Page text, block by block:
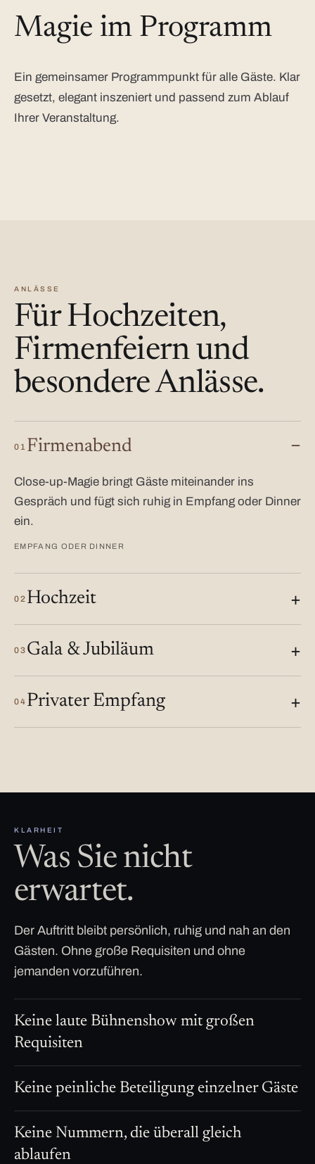
Magie im Programm
Ein gemeinsamer Programmpunkt für alle Gäste. Klar
gesetzt, elegant inszeniert und passend zum Ablauf
Ihrer Veranstaltung.
ANLÄSSE
Für Hochzeiten,
Firmenfeiern und
besondere Anlässe.
01 Firmenabend
Close-up-Magie bringt Gäste miteinander ins
Gespräch und fügt sich ruhig in Empfang oder Dinner
ein.
EMPFANG ODER DINNER
02 Hochzeit
03 Gala & Jubiläum
04 Privater Empfang
KLARHEIT
Was Sie nicht
erwartet.
Der Auftritt bleibt persönlich, ruhig und nah an den
Gästen. Ohne große Requisiten und ohne
jemanden vorzuführen.
Keine laute Bühnenshow mit großen
Requisiten
Keine peinliche Beteiligung einzelner Gäste
Keine Nummern, die überall gleich
ablaufen